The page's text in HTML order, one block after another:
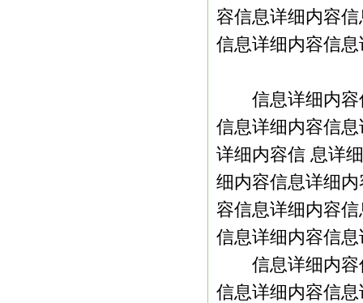
容信息详细内容
信息详细内容信
信息详细内容
信息详细内容信
详细内容信 息详
细内容信息详细
容信息详细内容
信息详细内容信
信息详细内容
信息详细内容信